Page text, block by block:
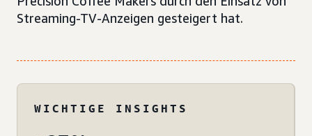
Streaming-TV-Anzeigen gesteigert hat.
WICHTIGE INSIGHTS